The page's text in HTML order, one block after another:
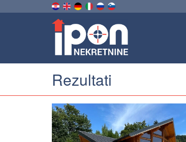
Rezultati